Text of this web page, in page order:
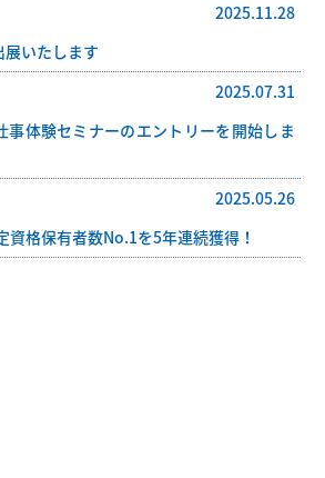
2025.11.28
展いたします
2025.07.31
事体験セミナーのエントリーを開始しま
2025.05.26
格保有者数No.1を5年連続獲得！